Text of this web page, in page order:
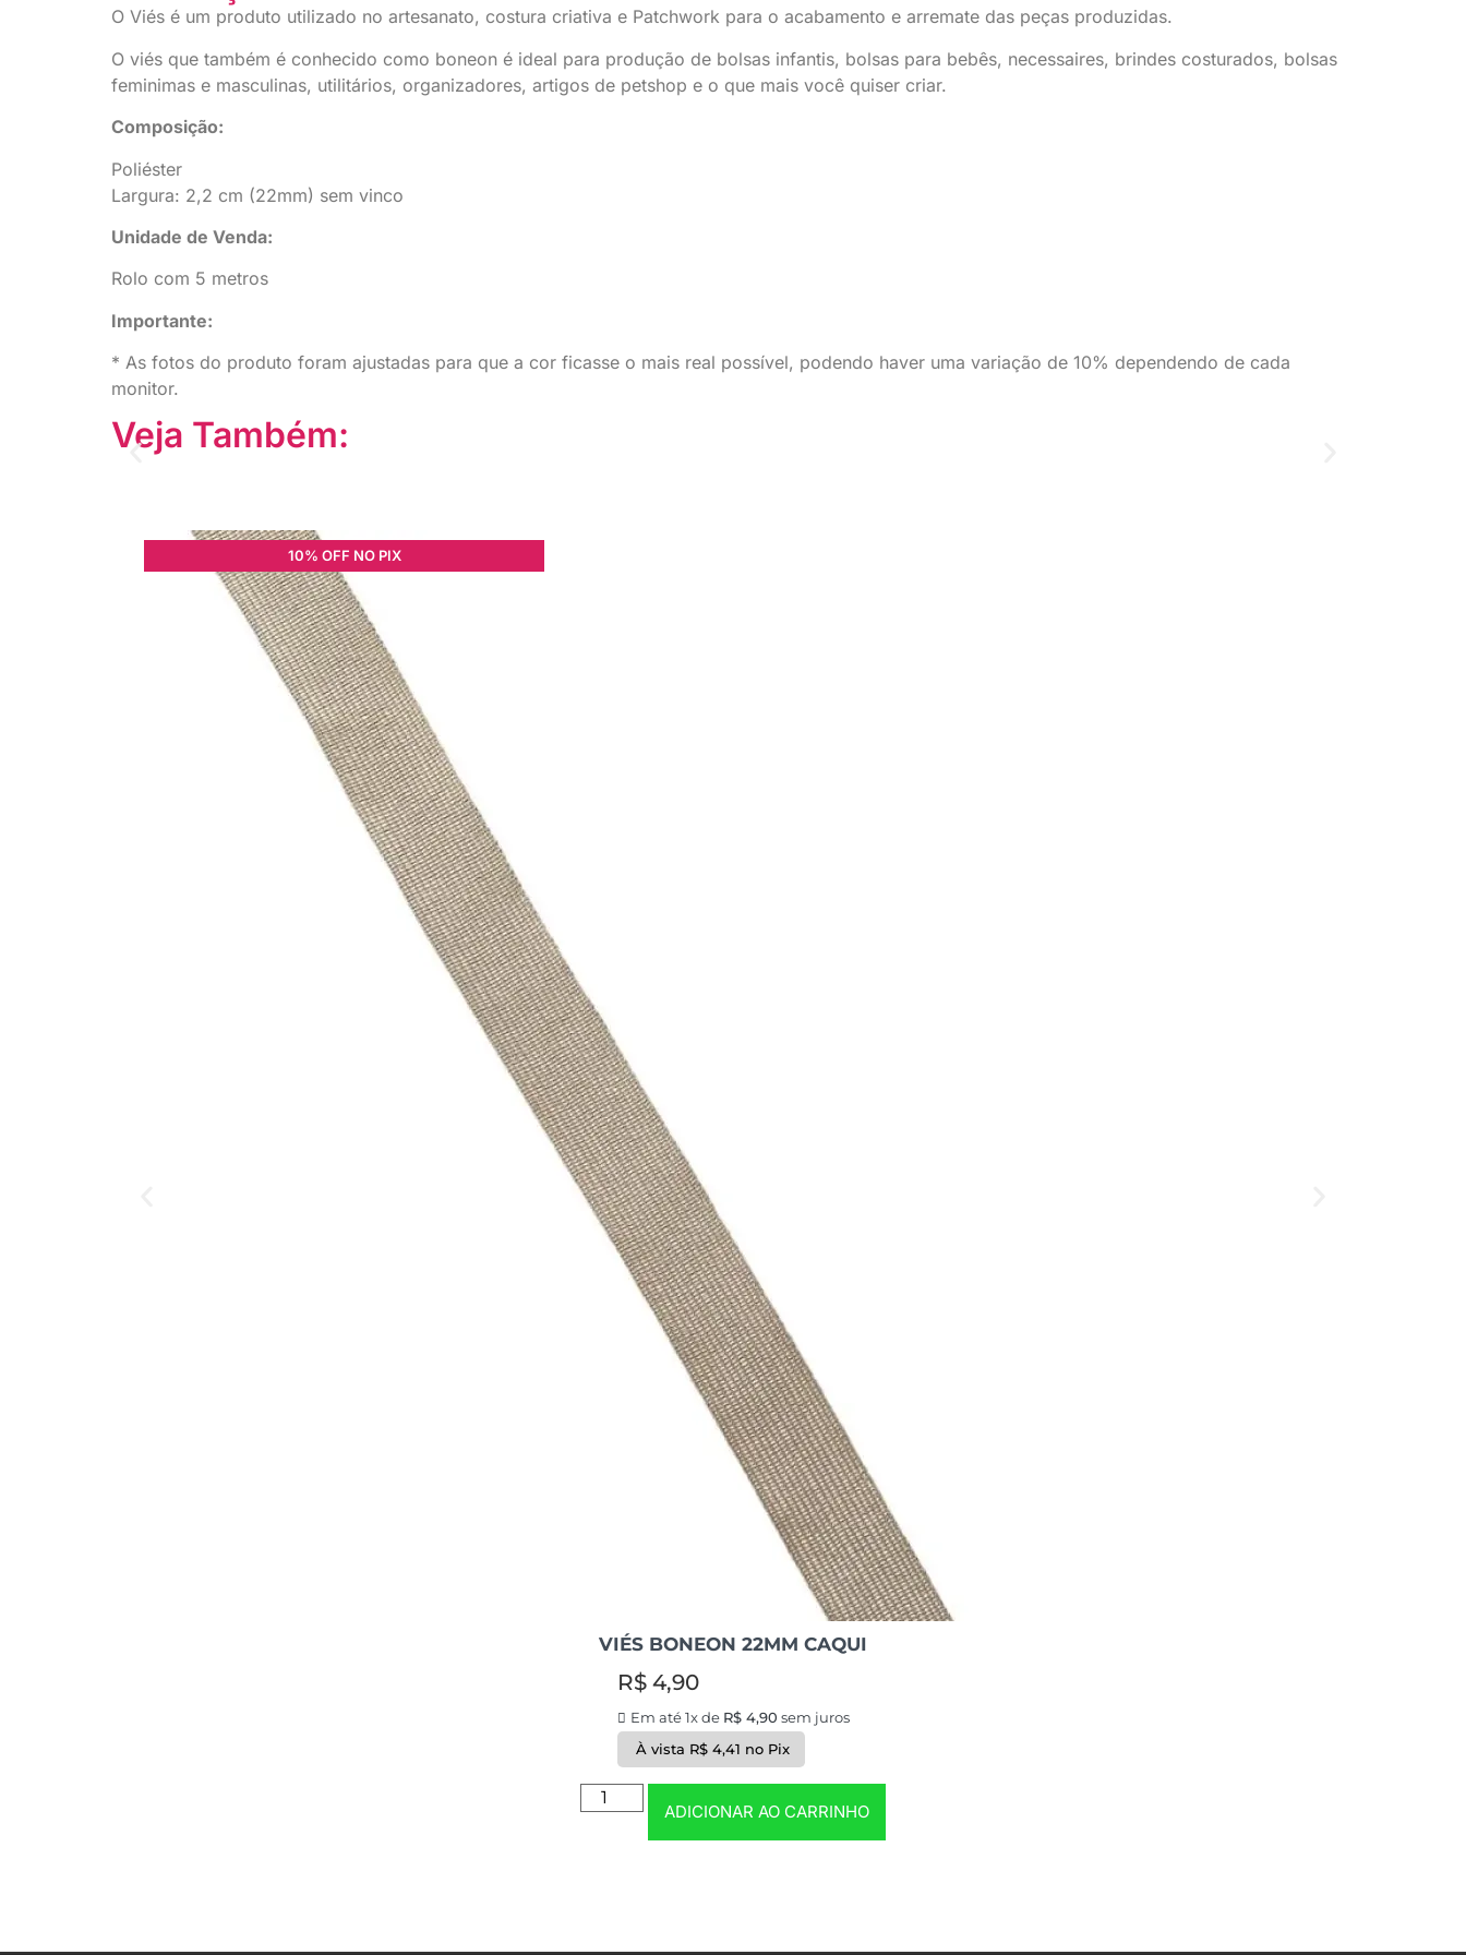
O Viés é um produto utilizado no artesanato, costura criativa e Patchwork para o acabamento e arremate das peças produzidas.
O viés que também é conhecido como boneon é ideal para produção de bolsas infantis, bolsas para bebês, necessaires, brindes costurados, bolsas
feminimas e masculinas, utilitários, organizadores, artigos de petshop e o que mais você quiser criar.
Composição:
Poliéster
Largura: 2,2 cm (22mm) sem vinco
Unidade de Venda:
Rolo com 5 metros
Importante:
* As fotos do produto foram ajustadas para que a cor ficasse o mais real possível, podendo haver uma variação de 10% dependendo de cada
monitor.
Veja Também:
10% OFF NO PIX
VIÉS BONEON 22MM CAQUI
R$4,90
Em até 1x de R$4,90 sem juros
À vista R$ 4,41 no Pix
ADICIONAR AO CARRINHO